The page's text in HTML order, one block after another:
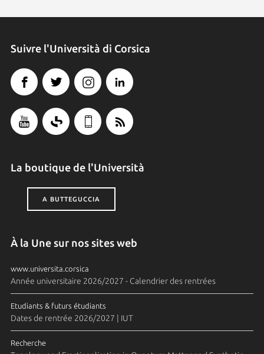
Suivre l'Università di Corsica
La boutique de l'Università
A BUTTEGUCCIA
À la Une sur nos sites web
www.universita.corsica
Année universitaire 2026/2027 - Calendrier des rentrées
Etudiants & futurs étudiants
Dates de rentrée 2026/2027 | IUT
Recherche